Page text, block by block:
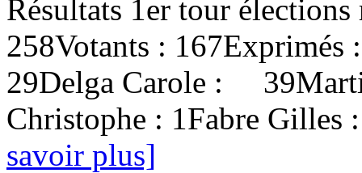
Résultats 1er tour
258Votants :
29Delga Carole :
Christophe : 1Fabre
savoir plus]